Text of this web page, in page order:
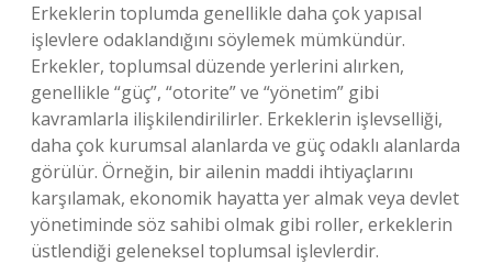
Erkeklerin toplumda genellikle daha çok yapısal
işlevlere odaklandığını söylemek mümkündür.
Erkekler, toplumsal düzende yerlerini alırken,
genellikle “güç”, “otorite” ve “yönetim” gibi
kavramlarla ilişkilendirilirler. Erkeklerin işlevselliği,
daha çok kurumsal alanlarda ve güç odaklı alanlarda
görülür. Örneğin, bir ailenin maddi ihtiyaçlarını
karşılamak, ekonomik hayatta yer almak veya devlet
yönetiminde söz sahibi olmak gibi roller, erkeklerin
üstlendiği geleneksel toplumsal işlevlerdir.